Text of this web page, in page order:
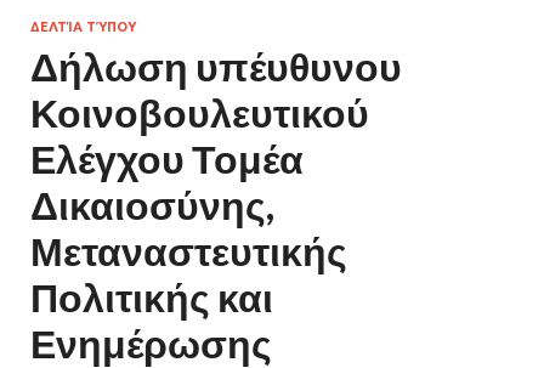
ΔΕΛΤΊΑ ΤΎΠΟΥ
Δήλωση υπέυθυνου
Κοινοβουλευτικού
Ελέγχου Τομέα
Δικαιοσύνης,
Μεταναστευτικής
Πολιτικής και
Ενημέρωσης